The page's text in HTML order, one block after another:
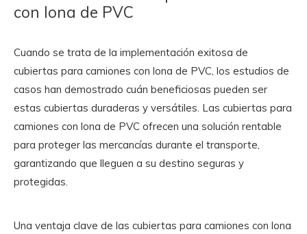
con lona de PVC
Cuando se trata de la implementación exitosa de
cubiertas para camiones con lona de PVC, los estudios de
casos han demostrado cuán beneficiosas pueden ser
estas cubiertas duraderas y versátiles. Las cubiertas para
camiones con lona de PVC ofrecen una solución rentable
para proteger las mercancías durante el transporte,
garantizando que lleguen a su destino seguras y
protegidas.
Una ventaja clave de las cubiertas para camiones con lona